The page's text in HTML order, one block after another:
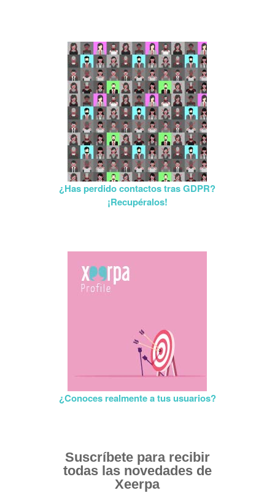
¿Has perdido contactos tras GDPR?
¡Recupéralos!
¿Conoces realmente a tus usuarios?
Suscríbete para recibir
todas las novedades de
Xeerpa